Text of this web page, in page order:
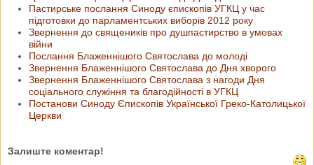
Пастирське послання Синоду єпископів УГКЦ у час
підготовки до парламентських виборів 2012 року
Звернення до священиків про душпастирство в умовах
війни
Послання Блаженнішого Святослава до молоді
Звернення Блаженнішого Святослава до Дня хворого
Звернення Блаженнішого Святослава з нагоди Дня
соціального служіння та благодійності в УГКЦ
Постанови Синоду Єпископів Української Греко-Католицької
Церкви
Залиште коментар!